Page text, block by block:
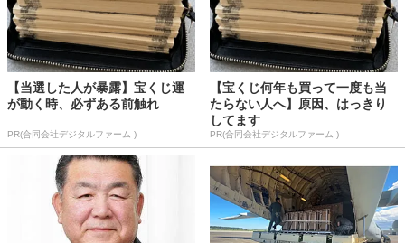
【当選した人が暴露】宝くじ運
が動く時、必ずある前触れ
PR(合同会社デジタルファーム )
【宝くじ何年も買って一度も当
たらない人へ】原因、はっきり
してます
PR(合同会社デジタルファーム )